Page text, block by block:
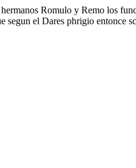
Romulo y Remo los
segun el Dares phrigio